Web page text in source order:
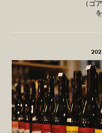
（ゴ